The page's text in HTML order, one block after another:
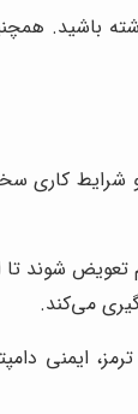
باشید.
شرایط کاری
شوند تا
می‌کند.
ایمنی